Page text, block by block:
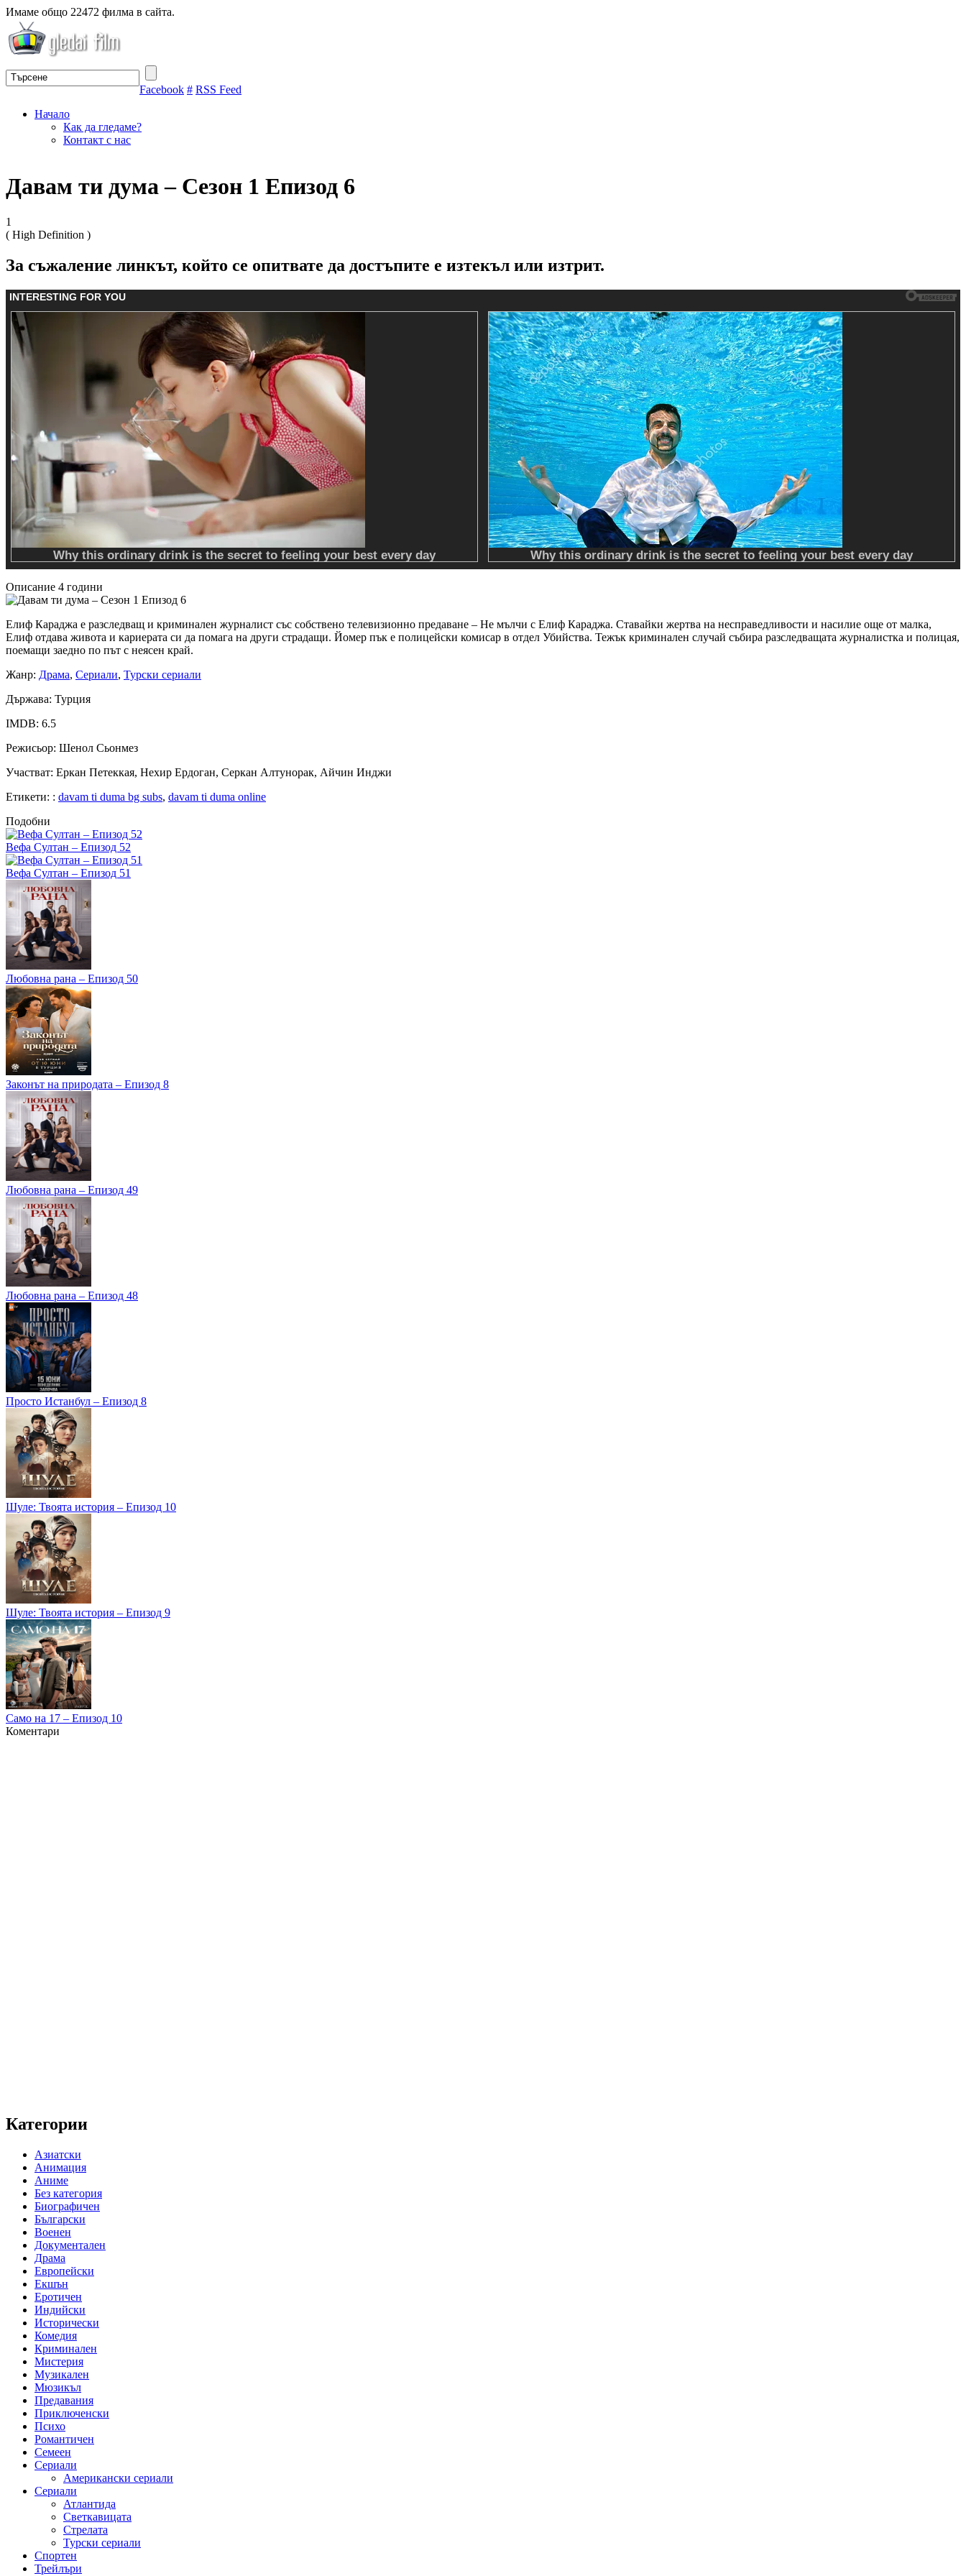
Имаме общо 22472 филма в сайта.
Facebook # RSS Feed
Начало
Как да гледаме?
Контакт с нас
Давам ти дума – Сезон 1 Епизод 6
1
( High Definition )
За съжаление линкът, който се опитвате да достъпите е изтекъл или изтрит.
Описание 4 години
Елиф Караджа е разследващ и криминален журналист със собствено телевизионно предаване – Не мълчи с Елиф Караджа. Ставайки жертва на несправедливости и насилие още от малка,
Елиф отдава живота и кариерата си да помага на други страдащи. Йомер пък е полицейски комисар в отдел Убийства. Тежък криминален случай събира разследващата журналистка и полицая,
поемащи заедно по път с неясен край.
Жанр: Драма, Сериали, Турски сериали
Държава: Турция
IMDB: 6.5
Режисьор: Шенол Сьонмез
Участват: Еркан Петеккая, Нехир Ердоган, Серкан Алтунорак, Айчин Инджи
Етикети: : davam ti duma bg subs, davam ti duma online
Подобни
Вефа Султан – Епизод 52
Вефа Султан – Епизод 51
Любовна рана – Епизод 50
Законът на природата – Епизод 8
Любовна рана – Епизод 49
Любовна рана – Епизод 48
Просто Истанбул – Епизод 8
Шуле: Твоята история – Епизод 10
Шуле: Твоята история – Епизод 9
Само на 17 – Епизод 10
Коментари
Категории
Азиатски
Анимация
Аниме
Без категория
Биографичен
Български
Военен
Документален
Драма
Европейски
Екшън
Еротичен
Индийски
Исторически
Комедия
Криминален
Мистерия
Музикален
Мюзикъл
Предавания
Приключенски
Психо
Романтичен
Семеен
Сериали
Американски сериали
Сериали
Атлантида
Светкавицата
Стрелата
Турски сериали
Спортен
Трейлъри